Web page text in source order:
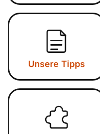
Unsere Tipps